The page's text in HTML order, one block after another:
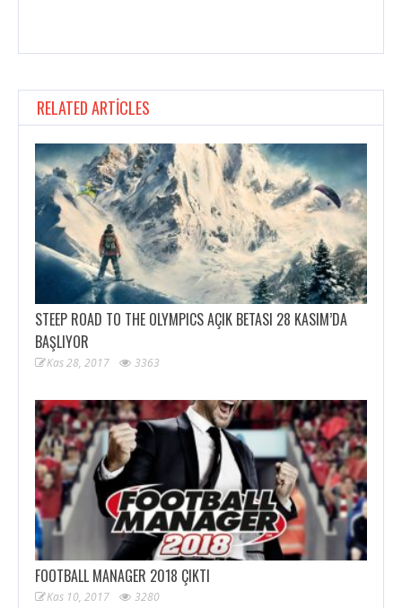
RELATED ARTICLES
STEEP ROAD TO THE OLYMPICS AÇIK BETASI 28 KASIM’DA
BAŞLIYOR
Kas 28, 2017 3363
FOOTBALL MANAGER 2018 ÇIKTI
Kas 10, 2017 3280